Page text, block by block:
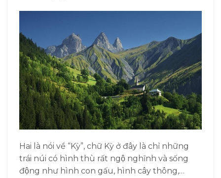
Hai là nói về “Kỳ”, chữ Kỳ ở đây là chỉ những
trái núi có hình thù rất ngộ nghĩnh và sống
động như hình con gấu, hình cây thông,…